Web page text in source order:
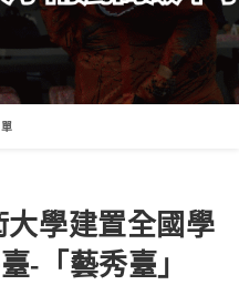
學建置全國學
-「藝秀臺」